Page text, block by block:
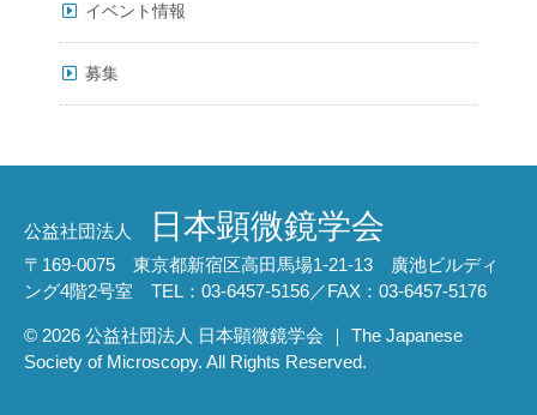
イベント情報
募集
公益社団法人 日本顕微鏡学会
〒169-0075 東京都新宿区高田馬場1-21-13 廣池ビルディ
ング4階2号室 TEL：03-6457-5156／FAX：03-6457-5176
© 2026 公益社団法人 日本顕微鏡学会 ｜ The Japanese
Society of Microscopy. All Rights Reserved.